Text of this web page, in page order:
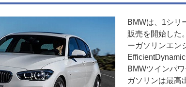
BMWは、1シリ
販売を開始した
ーガソリンエン
BMWツインパ
ガソリンは最高